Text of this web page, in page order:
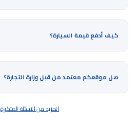
كيف أدفع قيمة السيارة؟
هل موقعكم معتمد من قبل وزارة التجارة؟
المزيد من الاسئلة المتكررة